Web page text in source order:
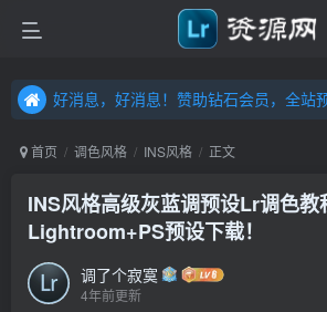
好消息，好消息！赞助钻石会员，全站预设免费下载，永久钻石会员，”送“万元超值资源，内
好消息，好消息！赞助钻石会员，全站预设免费下载，永久钻石会员，”送“万元超值资源，内
首页 调色风格 INS风格 正文
INS风格高级灰蓝调预设Lr调色
Lightroom+PS预设下载！
调了个寂寞
4年前更新